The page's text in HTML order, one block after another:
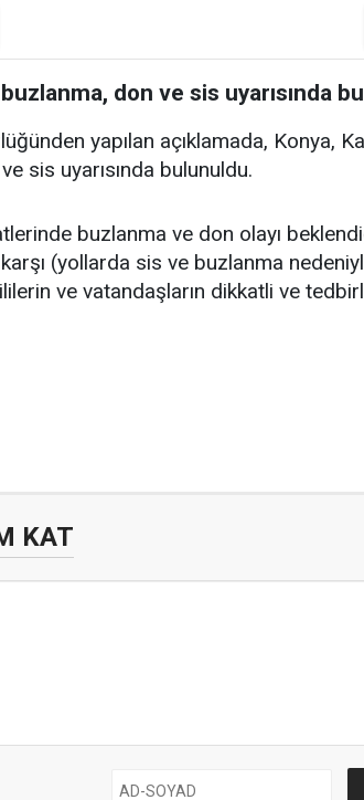
don ve sis uyarısında
yapılan açıklamada, Konya,
sis uyarısında bulunuldu.
buzlanma ve don olayı
(yollarda sis ve buzlanma
ve vatandaşların dikkatli ve
KAT